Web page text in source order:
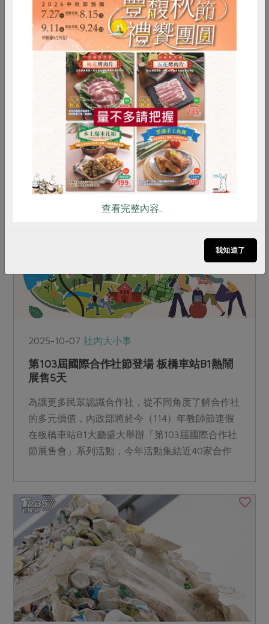
2025-10-07社內大小事
第103屆國際合作社節慶祝大會 內政部肯定
績優合作事業貢獻
內政部指出，國際合作社聯盟將每年7月第一個星
期六訂為「國際合作社節」，我國自民國19年起也
持續舉辦慶祝活動，並於大會上頒發績優合作社及
優秀實務人員等獎項，今年共有120個全國級合作
社及實務人員獲得肯定，由董建宏政務次長頒發獎
項，這些得獎單位與夥伴長期深耕在地、無私奉
獻，展現合作事業對社會的實質貢獻。
2025-10-07社內大小事
第103屆國際合作社節登場 板橋車站B1熱鬧
展售5天
為讓更多民眾認識合作社，從不同角度了解合作社
的多元價值，內政部將於今（114）年教師節連假
在板橋車站B1大廳盛大舉辦「第103屆國際合作社
節展售會」系列活動，今年活動集結近40家合作
作經濟的多元實力，現場宛如小型合作社博覽會，
保證讓民眾滿載而歸。
RPET 食譜 減硝酸鹽
雞蛋 食安 共同購買
查看完整內容..
我知道了